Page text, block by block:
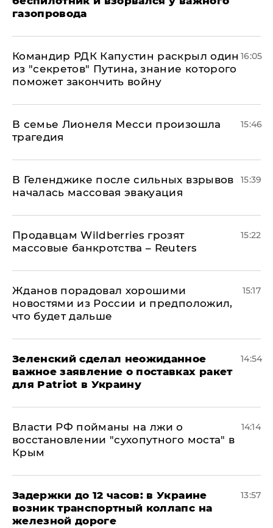
газопровода
Командир РДК Капустин раскрыл один
из "секретов" Путина, знание которого
поможет закончить войну
16:05
В семье Лионеля Месси произошла
трагедия
15:46
В Геленджике после сильных взрывов
началась массовая эвакуация
15:39
Продавцам Wildberries грозят
массовые банкротства – Reuters
15:22
Жданов порадовал хорошими
новостями из России и предположил,
что будет дальше
15:17
Зеленский сделал неожиданное
важное заявление о поставках ракет
для Patriot в Украину
14:54
Власти РФ пойманы на лжи о
восстановлении "сухопутного моста" в
Крым
14:14
Задержки до 12 часов: в Украине
возник транспортный коллапс на
железной дороге
13:57